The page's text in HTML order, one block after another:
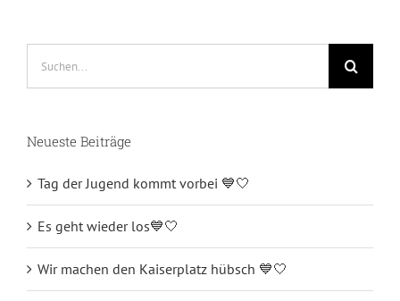
Neueste Beiträge
Tag der Jugend kommt vorbei 💙🤍
Es geht wieder los💙🤍
Wir machen den Kaiserplatz hübsch 💙🤍